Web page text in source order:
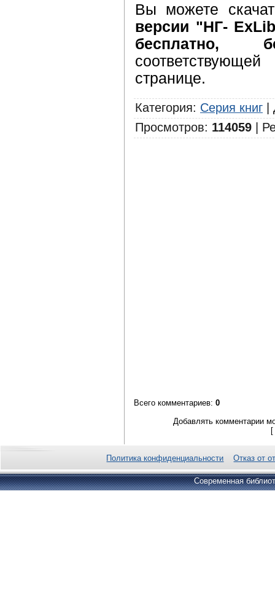
Вы можете
версии "НГ-
бесплатно,
странице.
Категория: Серия книг
Просмотров: 114059
Всего комментариев: 0
Добавлять комментарии
Политика конфиденциальности Отказ от
Современная